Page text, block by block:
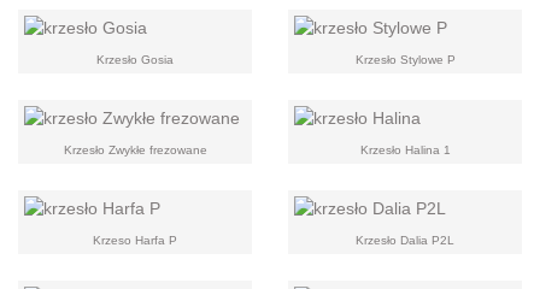
Krzesło Gosia Krzesło Stylowe P
Krzesło Zwykłe frezowane Krzesło Halina 1
Krzeso Harfa P Krzesło Dalia P2L